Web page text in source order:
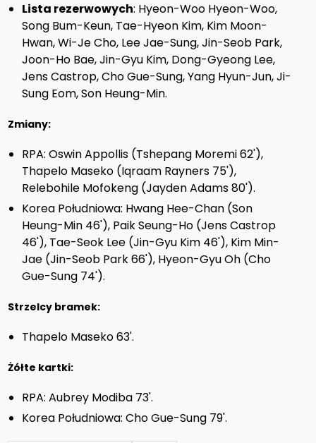
Lista rezerwowych: Hyeon-Woo Hyeon-Woo,
Song Bum-Keun, Tae-Hyeon Kim, Kim Moon-
Hwan, Wi-Je Cho, Lee Jae-Sung, Jin-Seob Park,
Joon-Ho Bae, Jin-Gyu Kim, Dong-Gyeong Lee,
Jens Castrop, Cho Gue-Sung, Yang Hyun-Jun, Ji-
Sung Eom, Son Heung-Min.
Zmiany:
RPA: Oswin Appollis (Tshepang Moremi 62'),
Thapelo Maseko (Iqraam Rayners 75'),
Relebohile Mofokeng (Jayden Adams 80').
Korea Południowa: Hwang Hee-Chan (Son
Heung-Min 46'), Paik Seung-Ho (Jens Castrop
46'), Tae-Seok Lee (Jin-Gyu Kim 46'), Kim Min-
Jae (Jin-Seob Park 66'), Hyeon-Gyu Oh (Cho
Gue-Sung 74').
Strzelcy bramek:
Thapelo Maseko 63'.
Żółte kartki:
RPA: Aubrey Modiba 73'.
Korea Południowa: Cho Gue-Sung 79'.